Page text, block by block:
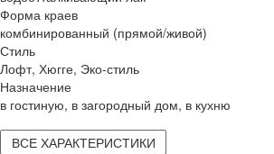
Форма краев
комбинированный (прямой/живой)
Стиль
Лофт, Хюгге, Эко-стиль
Назначение
в гостиную, в загородный дом, в кухню
ВСЕ ХАРАКТЕРИСТИКИ